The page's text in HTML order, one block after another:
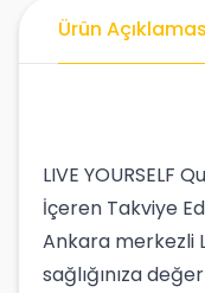
Ürün
LIVE YOURSELF
İçeren Takviye
Ankara merkezli
sağlığınıza